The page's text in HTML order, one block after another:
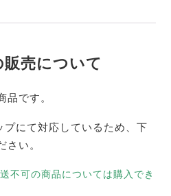
売について
品です。
にて対応しているため、下
さい。
不可の商品については購入でき